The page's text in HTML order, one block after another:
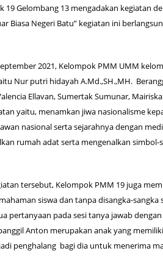
Gelombang 13 mengadakan kegiatan
Biasa Negeri Batu” kegiatan ini
2021, Kelompok PMM UMM
Nur putri hidayah A.Md.,SH.,MH.
Ellavan, Sumertak Sumunar,
yaitu, menamkan jiwa nasionalisme
nasional serta sejarahnya dengan
rumah adat serta mengenalkan
tersebut, Kelompok PMM 19 juga
siswa dan tanpa disangka-
pertanyaan pada sesi tanya jawab
Anton merupakan anak yang
penghalang bagi dia untuk menerima